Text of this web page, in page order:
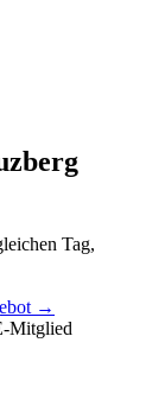
Tag,
→
Mitglied